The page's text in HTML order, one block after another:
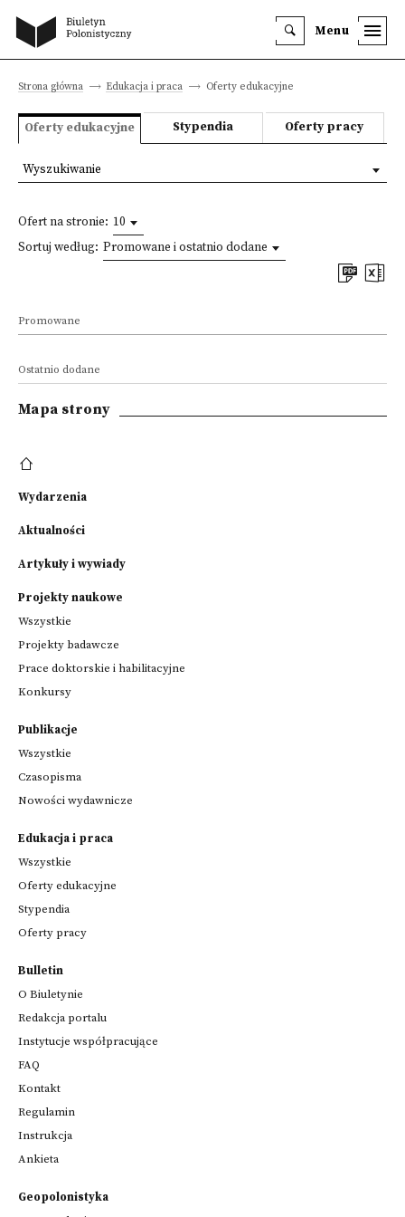
Menu
Strona główna Edukacja i praca Oferty edukacyjne
Oferty edukacyjne Stypendia Oferty pracy
Ofert na stronie: 10
Sortuj według: Promowane i ostatnio dodane
Promowane
Ostatnio dodane
Wyszukiwanie
Mapa strony
Wydarzenia
Aktualności
Artykuły i wywiady
Projekty naukowe
Wszystkie
Projekty badawcze
Prace doktorskie i habilitacyjne
Konkursy
Publikacje
Wszystkie
Czasopisma
Nowości wydawnicze
Edukacja i praca
Wszystkie
Oferty edukacyjne
Stypendia
Oferty pracy
Bulletin
O Biuletynie
Redakcja portalu
Instytucje współpracujące
FAQ
Kontakt
Regulamin
Instrukcja
Ankieta
Geopolonistyka